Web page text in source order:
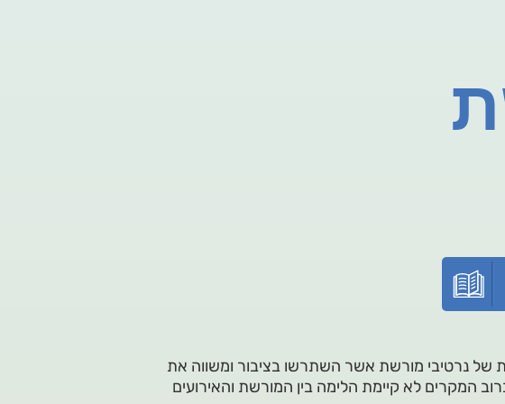
נרטיבי מורשת אשר השתרשו בציבור ומשווה את
המקרים לא קיימת הלימה בין המורשת והאירועים